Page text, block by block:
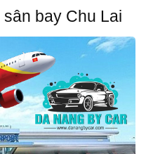
bay Chu Lai